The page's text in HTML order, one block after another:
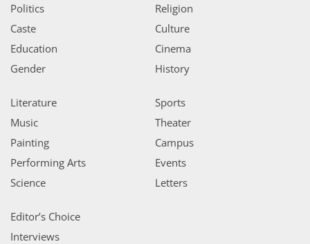
Politics
Caste
Education
Gender
Religion
Culture
Cinema
History
Literature
Music
Painting
Performing Arts
Science
Sports
Theater
Campus
Events
Letters
Editor’s Choice
Interviews